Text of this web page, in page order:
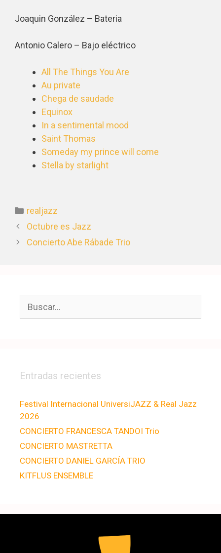
Joaquin González – Bateria
Antonio Calero – Bajo eléctrico
All The Things You Are
Au private
Chega de saudade
Equinox
In a sentimental mood
Saint Thomas
Someday my prince will come
Stella by starlight
realjazz
Octubre es Jazz
Concierto Abe Rábade Trio
Entradas recientes
Festival Internacional UniversiJAZZ & Real Jazz
2026
CONCIERTO FRANCESCA TANDOI Trio
CONCIERTO MASTRETTA
CONCIERTO DANIEL GARCÍA TRIO
KITFLUS ENSEMBLE